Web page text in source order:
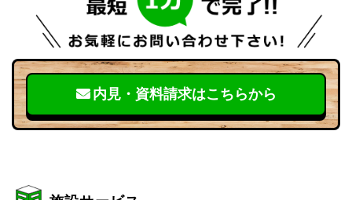
内見・資料請求はこちらから